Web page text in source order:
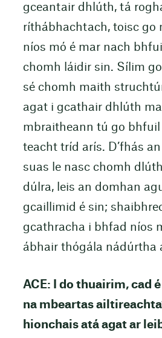
gceantair dhlúth, tá
ríthábhachtach, toisc go
níos mó é mar nach
chomh láidir sin. Sílim
sé chomh maith
agat i gcathair dhlúth
mbraitheann tú go bhfuil
teacht tríd arís. D’fhás
suas le nasc chomh
dúlra, leis an domhan
gcaillimid é sin;
gcathracha i bhfad níos
ábhair thógála nádúrtha
ACE: I do thuairim, cad
na mbeartas
hionchais atá agat ar